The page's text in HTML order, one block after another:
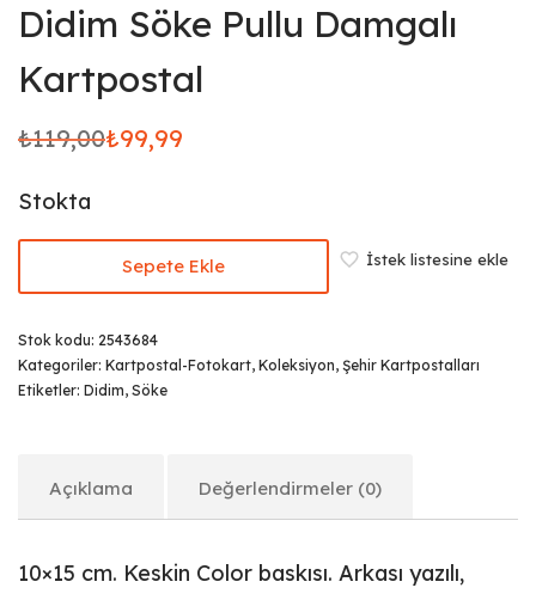
Didim Söke Pullu Damgalı
Kartpostal
₺119,00
Orijinal
₺119,00.
₺99,99
Şu
fiyat:
₺99,99.
Stokta
Sepete Ekle İstek listesine ekle
Stok kodu: 2543684
Kategoriler: Kartpostal-Fotokart, Koleksiyon, Şehir Kartpostalları
Etiketler: Didim, Söke
Açıklama Değerlendirmeler (0)
10×15 cm. Keskin Color baskısı. Arkası yazılı,